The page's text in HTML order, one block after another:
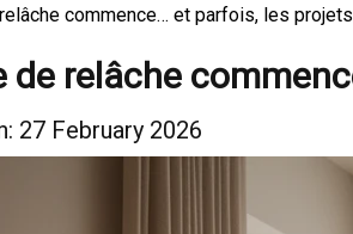
commence… et parfois, les
de relâche
27 February 2026